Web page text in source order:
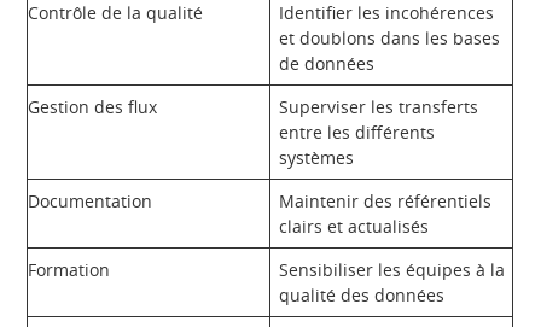
Contrôle de la qualité
Identifier les incohérences
et doublons dans les bases
de données
Gestion des flux
Superviser les transferts
entre les différents
systèmes
Documentation
Maintenir des référentiels
clairs et actualisés
Formation
Sensibiliser les équipes à la
qualité des données